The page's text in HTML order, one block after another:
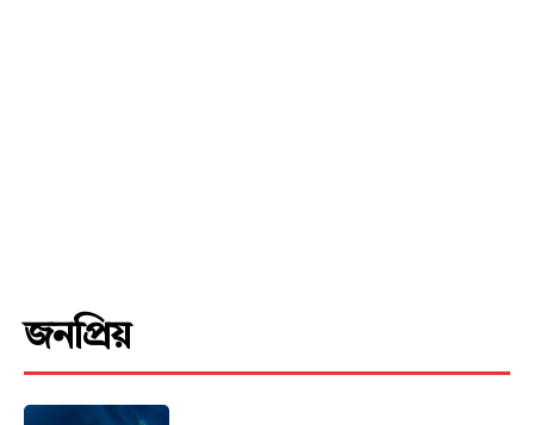
জনপ্রিয়